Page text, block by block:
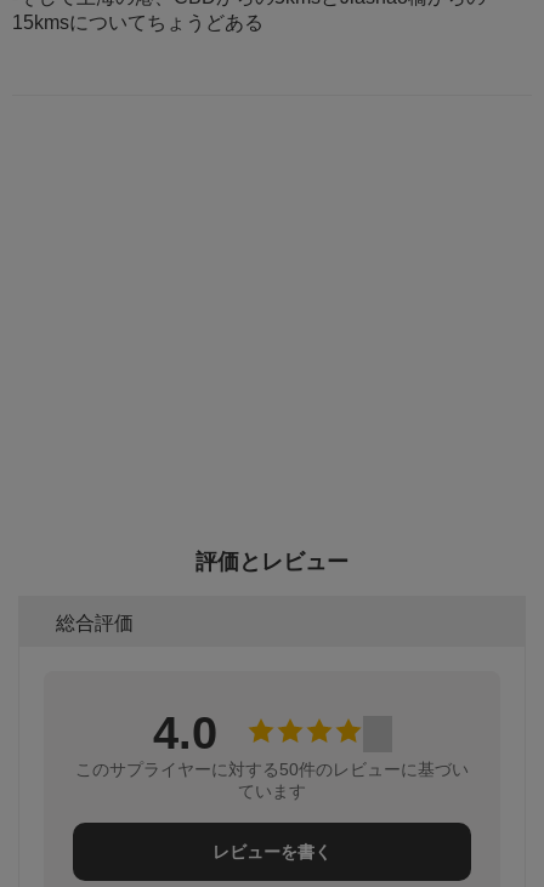
15kmsについてちょうどある
評価とレビュー
総合評価
4.0
このサプライヤーに対する50件のレビューに基づい
ています
レビューを書く